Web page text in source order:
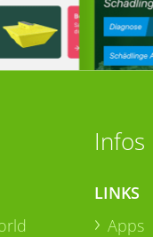
Infos
LINKS
Apps